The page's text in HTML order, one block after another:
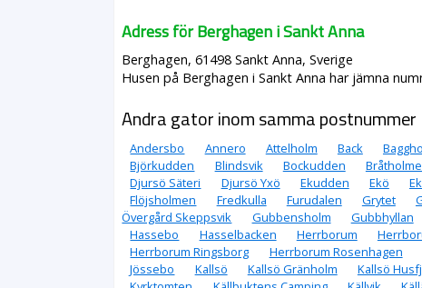
Adress för Berghagen i Sankt Anna
Berghagen, 61498 Sankt Anna, Sverige
Husen på Berghagen i Sankt Anna har jämna
Andra gator inom samma postnummer
Andersbo Annero Attelholm Back
Björkudden
Blindsvik Bockudden
Djursö Säteri
Djursö Yxö Ekudden Ekö
Flöjsholmen
Fredkulla Furudalen Grytet
Övergård Skeppsvik
Gubbensholm Gubbhyllan
Hassebo
Hasselbacken Herrborum
Herrborum Ringsborg
Herrborum Rosenhagen
Jössebo
Kallsö Kallsö Gränholm Kallsö